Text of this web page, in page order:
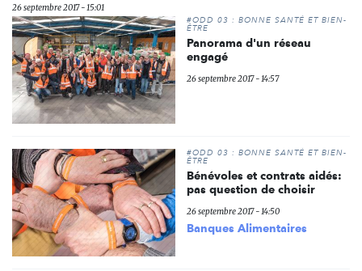
26 septembre 2017 - 15:01
#ODD 03 : BONNE SANTÉ ET BIEN-
ÊTRE
Panorama d'un réseau
engagé
26 septembre 2017 - 14:57
#ODD 03 : BONNE SANTÉ ET BIEN-
ÊTRE
Bénévoles et contrats aidés:
pas question de choisir
26 septembre 2017 - 14:50
Banques Alimentaires